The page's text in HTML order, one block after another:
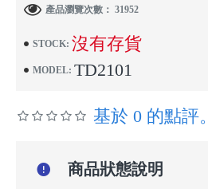
STOCK: 沒有存貨
MODEL: TD2101
產品瀏覽次數： 31952
基於 0 的點評。
商品狀態說明